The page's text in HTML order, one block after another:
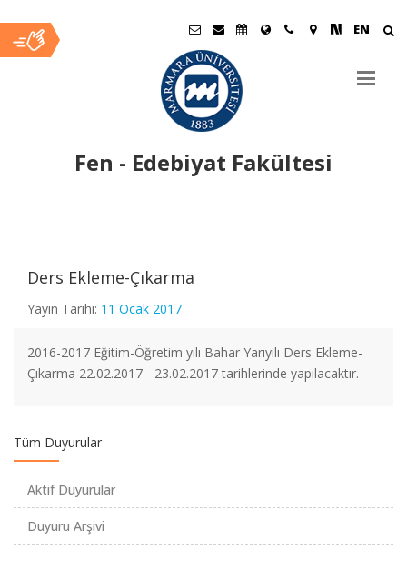
EN
Fen - Edebiyat Fakültesi
İçerikDers Ekleme-Çıkarma
Yayın Tarihi: 11 Ocak 2017
2016-2017 Eğitim-Öğretim yılı Bahar Yarıyılı Ders Ekleme-
Çıkarma 22.02.2017 - 23.02.2017 tarihlerinde yapılacaktır.
Tüm Duyurular
Aktif Duyurular
Duyuru Arşivi
Fizik Bölümü Öğretim Üyemiz "Dünyanın En Etkili Bilim
İnsanları" Listesinde
Fizik Bölümü Öğretim Üyemize Patent Başvurusu Ödülü
ANNOUNCEMENT ABOUT THE MIDTERM EXAM DATES